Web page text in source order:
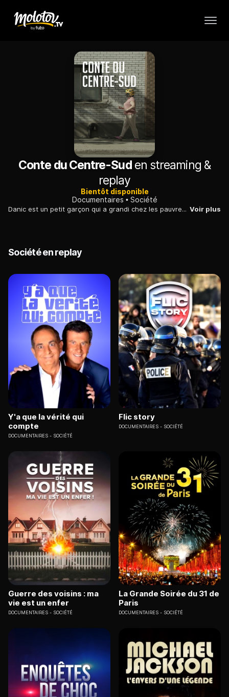
Conte du Centre-Suden streaming &
replay
Bientôt disponible
Documentaires
Société
Danic est un petit garçon qui a grandi chez les pauvres ; devenu adulte, il raconte la vie de sa famille vécue dans le quatier Centre-Sud de Québec. Voir plus
Société en replay
Y'a que la vérité qui
compte
DOCUMENTAIRES SOCIÉTÉ
Flic story
DOCUMENTAIRES SOCIÉTÉ
Guerre des voisins : ma
vie est un enfer
DOCUMENTAIRES SOCIÉTÉ
La Grande Soirée du 31 de
Paris
DOCUMENTAIRES SOCIÉTÉ